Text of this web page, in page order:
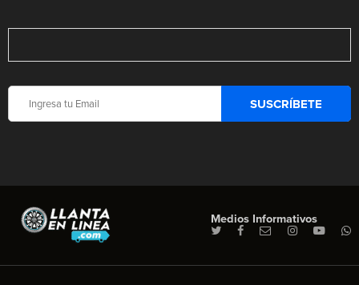
Medios Informativos